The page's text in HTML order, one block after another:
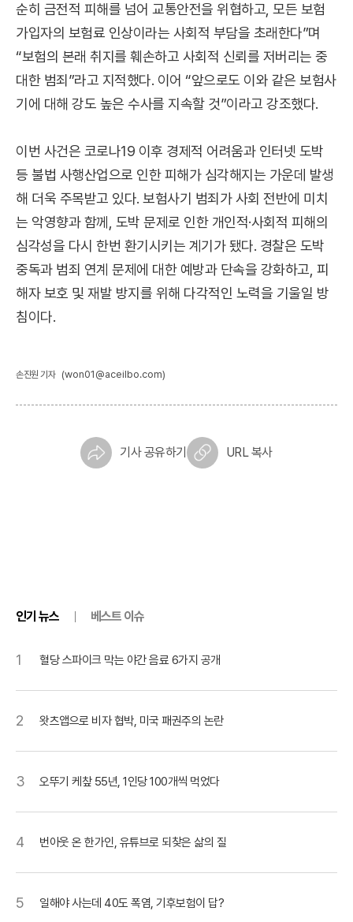
순히 금전적 피해를 넘어 교통안전을 위협하고, 모든 보험
가입자의 보험료 인상이라는 사회적 부담을 초래한다”며
“보험의 본래 취지를 훼손하고 사회적 신뢰를 저버리는 중
대한 범죄”라고 지적했다. 이어 “앞으로도 이와 같은 보험사
기에 대해 강도 높은 수사를 지속할 것”이라고 강조했다.
이번 사건은 코로나19 이후 경제적 어려움과 인터넷 도박
등 불법 사행산업으로 인한 피해가 심각해지는 가운데 발생
해 더욱 주목받고 있다. 보험사기 범죄가 사회 전반에 미치
는 악영향과 함께, 도박 문제로 인한 개인적·사회적 피해의
심각성을 다시 한번 환기시키는 계기가 됐다. 경찰은 도박
중독과 범죄 연계 문제에 대한 예방과 단속을 강화하고, 피
해자 보호 및 재발 방지를 위해 다각적인 노력을 기울일 방
침이다.
손진원 기자 (won01@aceilbo.com)
기사 공유하기 URL 복사
인기 뉴스 베스트 이슈
1 혈당 스파이크 막는 야간 음료 6가지 공개
2 왓츠앱으로 비자 협박, 미국 패권주의 논란
3 오뚜기 케챂 55년, 1인당 100개씩 먹었다
4 번아웃 온 한가인, 유튜브로 되찾은 삶의 질
5 일해야 사는데 40도 폭염, 기후보험이 답?